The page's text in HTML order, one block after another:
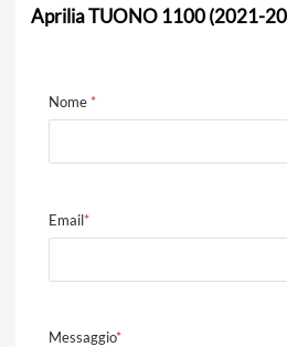
Aprilia TUONO 1100 (2021-
Nome*
Email*
Messaggio*